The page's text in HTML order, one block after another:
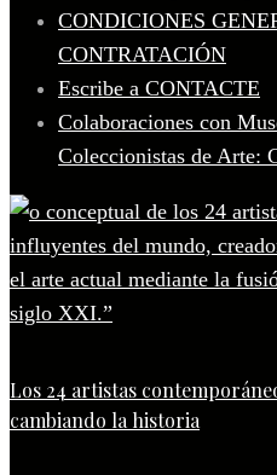
CONDICIONES
CONTRATACIÓN
Escribe a CONTACTE
Colaboraciones con
Coleccionistas de Arte:
Los 24 artistas
cambiando la historia